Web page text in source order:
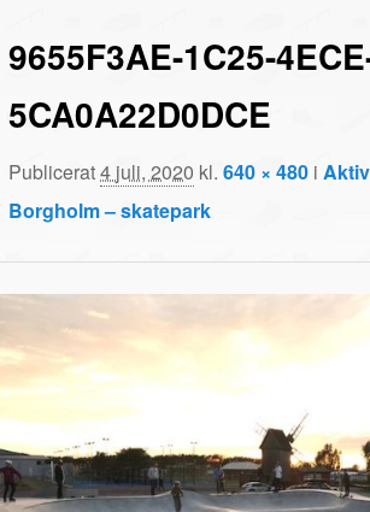
INNEHÅLL
INNEHÅLL
9655F3AE-1C25-
5CA0A22D0DCE
Publicerat4 juli, 2020 kl.640 × 480 i
Borgholm – skatepark